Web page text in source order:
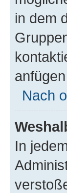
in dem
Nach
In